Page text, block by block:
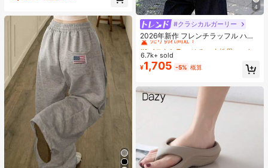
通勤、デート、パーティー、音楽フ
ェスに適しています
4
#クラシカルガーリー
2026年新作 フレンチラッフル ハー
ト ドット柄シフォンブラウス、リボ
ン付き半袖トップス、秋夏エレガン
ト
#1 ベストセラー
ゆるい 女性用ブラウス
売り切れ間近！
#1 ベストセラー
売り切れ間近！
#1 ベストセラー
売り切れ間近！
#1 ベストセラー
6.7k+ sold
¥1,705 -5% 概算